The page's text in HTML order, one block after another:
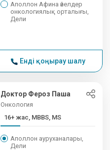
Аполлон Афина әйелдер
онкологиялық орталығы,
Дели
Енді қоңырау шалу
Доктор Фероз Паша
Онкология
16+ жас, MBBS, MS
Аполлон ауруханалары,
Дели